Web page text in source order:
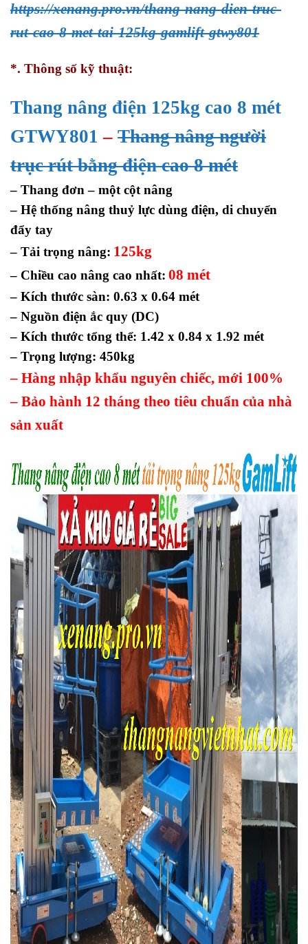
https://xenang.pro.vn/thang-nang-dien-truc-
rut-cao-8-met-tai-125kg-gamlift-gtwy801
*. Thông số kỹ thuật:
Thang nâng điện 125kg cao 8 mét
GTWY801 – Thang nâng người
trục rút bằng điện cao 8 mét
– Thang đơn – một cột nâng
– Hệ thống nâng thuỷ lực dùng điện, di chuyển
đẩy tay
– Tải trọng nâng: 125kg
– Chiều cao nâng cao nhất: 08 mét
– Kích thước sàn: 0.63 x 0.64 mét
– Nguồn điện ắc quy (DC)
– Kích thước tổng thể: 1.42 x 0.84 x 1.92 mét
– Trọng lượng: 450kg
– Hàng nhập khẩu nguyên chiếc, mới 100%
– Bảo hành 12 tháng theo tiêu chuẩn của nhà
sản xuất